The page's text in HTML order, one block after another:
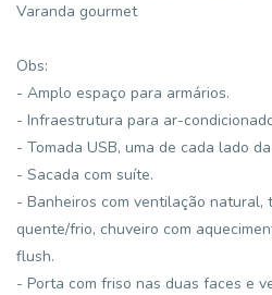
Varanda gourmet
Obs:
- Amplo espaço para armários.
- Infraestrutura para ar-
- Tomada USB, uma de cada lado
- Sacada com suíte.
- Banheiros com ventilação natural,
quente/frio, chuveiro com
flush.
- Porta com friso nas duas faces e